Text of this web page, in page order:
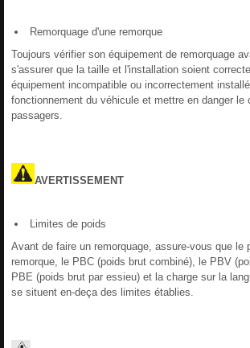
Remorquage d'une remorque
Toujours vérifier son équipement de remorquage
s'assurer que la taille et l'installation soient
équipement incompatible ou incorrectement
fonctionnement du véhicule et mettre en danger le
passagers.
AVERTISSEMENT
Limites de poids
Avant de faire un remorquage, assure-vous que le
remorque, le PBC (poids brut combiné), le PBV
PBE (poids brut par essieu) et la charge sur la
se situent en-deça des limites établies.